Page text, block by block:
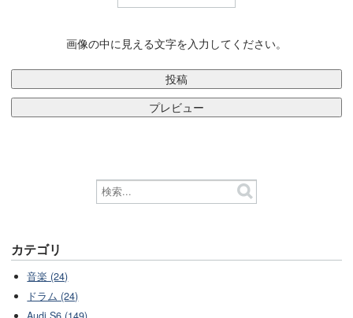
画像の中に見える文字を入力してください。
カテゴリ
音楽 (24)
ドラム (24)